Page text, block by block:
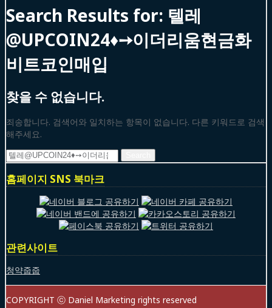
Search Results for: 텔레
@UPCOIN24♦➙이더리움현금화
비트코인매입
찾을 수 없습니다.
죄송합니다. 검색어와 일치하는 항목이 없습니다. 다른 키워드로 검색
해주세요.
Search
for:
홈페이지 SNS 북마크
관련사이트
청약줍줍
COPYRIGHT ⓒ Daniel Marketing rights reserved